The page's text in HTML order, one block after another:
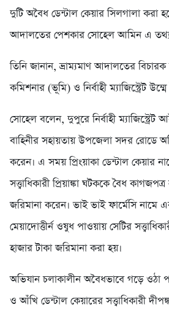
দুটি অবৈধ ডেন্টাল কেয়ার সিলগালা করা
আদালতের পেশকার সোহেল আমিন এ তথ্য
তিনি জানান, ভ্রাম্যমাণ আদালতের
কমিশনার (ভূমি) ও নির্বাহী ম্যাজিস্ট্রেট
সোহেল বলেন, দুপুরে নির্বাহী ম্যাজিস্ট্রেট
বাহিনীর সহায়তায় উপজেলা সদর রোডে
করেন। এ সময় প্রিংয়াকা ডেন্টাল কেয়ার
সত্ত্বাধিকারী প্রিয়াঙ্কা ঘটককে বৈধ
জরিমানা করেন। ভাই ভাই ফার্মেসি নামে
মেয়াদোত্তীর্ন ওষুধ পাওয়ায় সেটির
হাজার টাকা জরিমানা করা হয়।
অভিযান চলাকালীন অবৈধভাবে গড়ে ওঠা
ও আঁখি ডেন্টাল কেয়ারের সত্ত্বাধিকারী